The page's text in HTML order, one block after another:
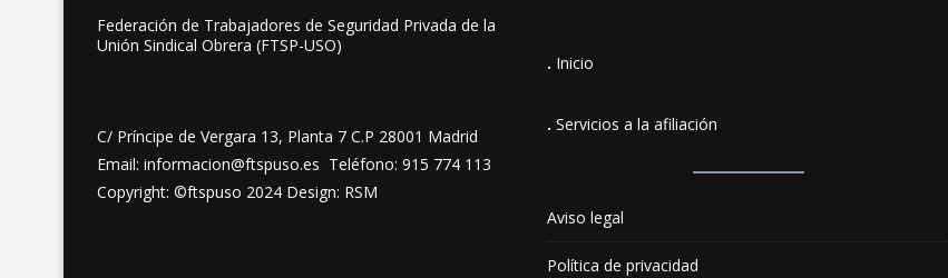
Federación de Trabajadores de Seguridad Privada de la
Unión Sindical Obrera (FTSP-USO)
C/ Príncipe de Vergara 13, Planta 7 C.P 28001 Madrid
Email: informacion@ftspuso.es Teléfono: 915 774 113
Copyright: ©ftspuso 2024 Design: RSM
. Inicio
. Servicios a la afiliación
Aviso legal
Política de privacidad